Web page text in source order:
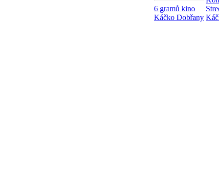
6 gramů kino
Káčko Dobřany